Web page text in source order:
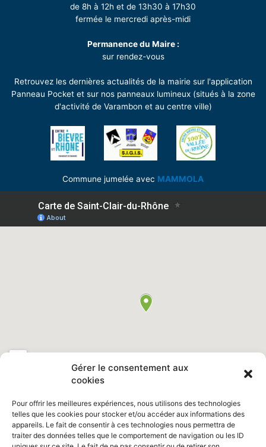
Gérer le consentement aux
cookies
Pour offrir les meilleures expériences, nous utilisons des technologies
telles que les cookies pour stocker et/ou accéder aux informations des
appareils. Le fait de consentir à ces technologies nous permettra de
traiter des données telles que le comportement de navigation ou les ID
de 8h à 12h et de 13h30 à 17h30
fermée le mercredi après-midi
Permanence du Maire :
sur rendez-vous
Retrouvez les dernières actualités de la mairie sur l'application
Panneau Pocket et sur nos panneaux lumineux (situés à la zone
d'activité de Varambon et au centre ville)
Commune jumelée avec MAMMOLA
Retrouvez nous sur Facebook " Ville de Saint Clair du Rhône